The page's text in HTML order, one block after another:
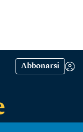
Abbonarsi